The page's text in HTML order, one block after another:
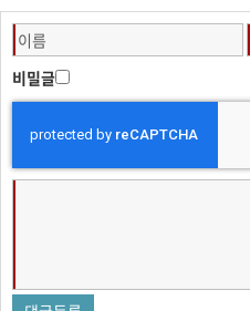
비밀글